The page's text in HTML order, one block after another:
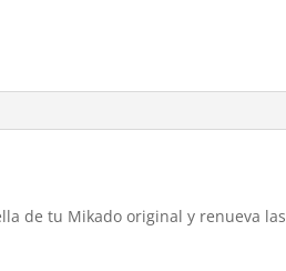
de tu Mikado original y renueva las